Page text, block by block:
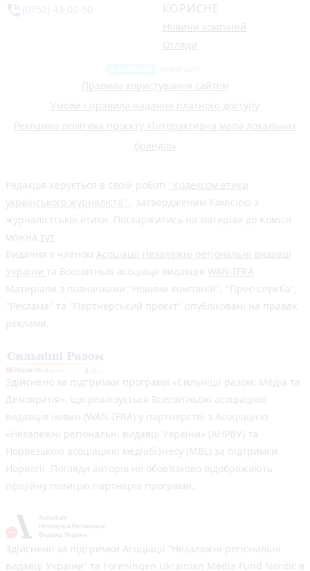
КОРИСНЕ
Новини компаній
Огляди
Правила користування сайтом
Умови і правила надання платного доступу
Рекламна політика проєкту «Інтерактивна мапа локальних
брендів»
Редакція керується в своїй роботі "Кодексом етики
українського журналіста" , затвердженим Комісією з
журналістської етики. Поскаржитись на матеріал до Комісії
можна тут
Видання є членом Асоціації Незалежні регіональні видавці
України та Всесвітньої асоціації видавців WAN-IFRA
Матеріали з позначками "Новини компаній", "Прес-служба",
"Реклама" та "Партнерський проєкт" опубліковані на правах
реклами.
Здійснено за підтримки програми «Сильніші разом: Медіа та
Демократія», що реалізується Всесвітньою асоціацією
видавців новин (WAN-IFRA) у партнерстві з Асоціацією
«Незалежні регіональні видавці України» (АНРВУ) та
Норвезькою асоціацією медіабізнесу (MBL) за підтримки
Норвегії. Погляди авторів не обов’язково відображають
офіційну позицію партнерів програми.
Здійснено за підтримки Асоціації “Незалежні регіональні
видавці України” та Foreningen Ukrainian Media Fund Nordic в